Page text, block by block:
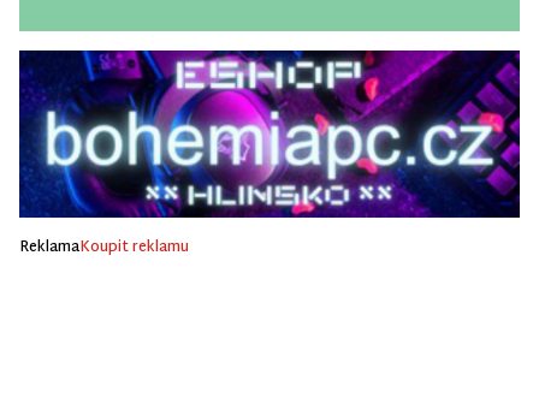
ReklamaKoupit reklamu